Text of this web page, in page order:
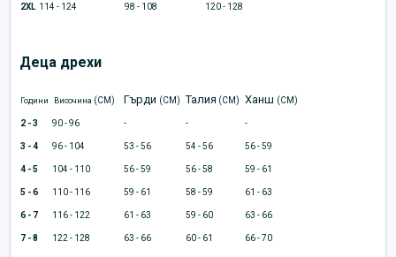
2XL 114 - 124 98 - 108 120 - 128
Деца дрехи
Години Височина (CM) Гърди (CM) Талия (CM) Ханш (CM)
2 - 3 90 - 96 - - -
3 - 4 96 - 104 53 - 56 54 - 56 56 - 59
4 - 5 104 - 110 56 - 59 56 - 58 59 - 61
5 - 6 110 - 116 59 - 61 58 - 59 61 - 63
6 - 7 116 - 122 61 - 63 59 - 60 63 - 66
7 - 8 122 - 128 63 - 66 60 - 61 66 - 70